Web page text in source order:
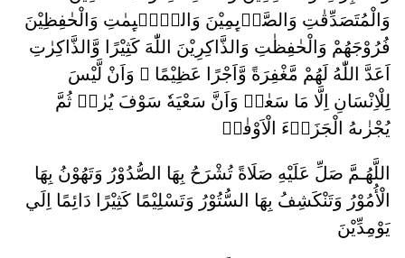
وَالْمُتَصَدِّقٰتِ وَالصَّاۤىِٕمِيْنَ وَالصّٰۤىِٕمٰتِ وَالْحٰفِظِيْنَ
فُرُوْجَهُمْ وَالْحٰفِظٰتِ وَالذَّاكِرِيْنَ اللّٰهَ كَثِيْرًا وَّالذَّاكِرٰتِ
اَعَدَّ اللّٰهُ لَهُمْ مَّغْفِرَةً وَّاَجْرًا عَظِيْمًا ۞ وَاَنْ لَّيْسَ
لِلْاِنْسَانِ اِلَّا مَا سَعٰىۙ وَاَنَّ سَعْيَهٗ سَوْفَ يُرٰىۖ ثُمَّ
يُجْزٰىهُ الْجَزَاۤءَ الْاَوْفٰىۙ
اللَّهُـمَّ صَلِّ عَلَيْهِ صَلَاةً تُشْرَحُ بِهَا الصُّدُوْرُ وَتَهُوْنُ بِهَا
الْأُمُوْرُ وَتَنْكَشِفُ بِهَا السُّتُوْرُ وَتَسْلِيْمًا كَثِيْرًا دَائِمًا اِلَي
يَوْمِدِّيْنَ